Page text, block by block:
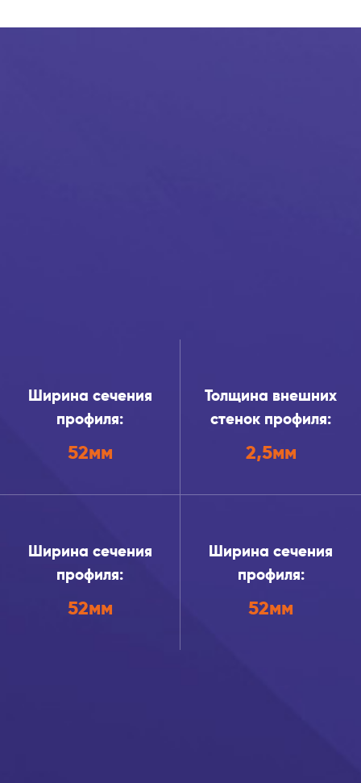
Ширина сечения
профиля:
52мм
Толщина внешних
стенок профиля:
2,5мм
Ширина сечения
профиля:
52мм
Ширина сечения
профиля:
52мм